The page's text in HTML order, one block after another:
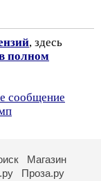
, здесь
полном
сообщение
Магазин
Проза.ру